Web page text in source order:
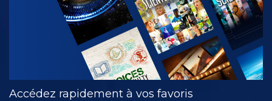
Accédez rapidement à vos favoris